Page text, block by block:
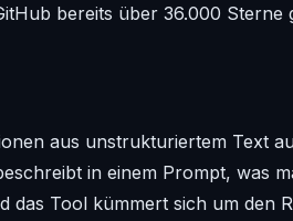
bereits über 36.000 Sterne
aus unstrukturiertem Text
in einem Prompt, was
das Tool kümmert sich um den